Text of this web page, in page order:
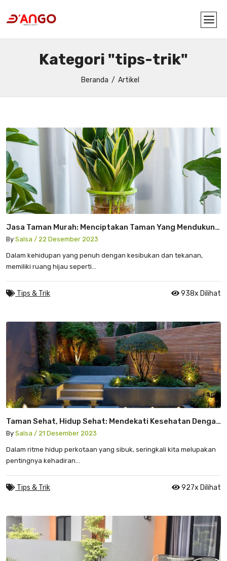
Kategori "tips-trik"
Beranda Artikel
Jasa Taman Murah: Menciptakan Taman Yang Mendukung
Gaya Hidup Sehat
By Salsa / 22 Desember 2023
Dalam kehidupan yang penuh dengan kesibukan dan tekanan,
memiliki ruang hijau seperti...
Tips & Trik 938x Dilihat
Taman Sehat, Hidup Sehat: Mendekati Kesehatan Dengan
Jasa Taman Murah
By Salsa / 21 Desember 2023
Dalam ritme hidup perkotaan yang sibuk, seringkali kita melupakan
pentingnya kehadiran...
Tips & Trik 927x Dilihat